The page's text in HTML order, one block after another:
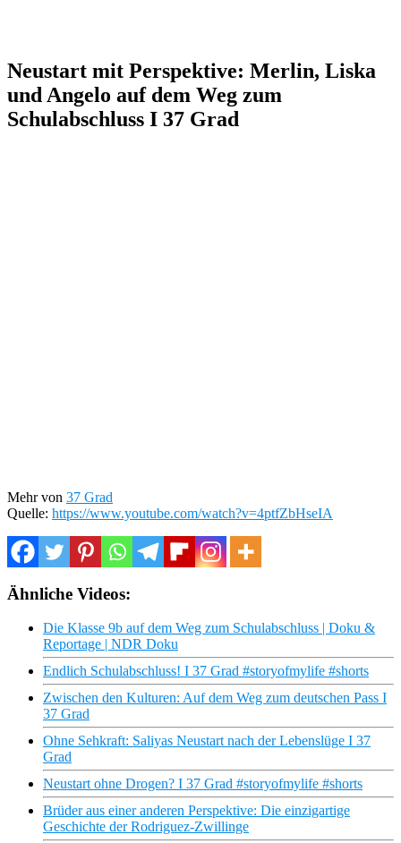
Neustart mit Perspektive: Merlin, Liska
und Angelo auf dem Weg zum
Schulabschluss I 37 Grad
Mehr von 37 Grad
Quelle: https://www.youtube.com/watch?v=4ptfZbHseIA
Ähnliche Videos:
Die Klasse 9b auf dem Weg zum Schulabschluss | Doku &
Reportage | NDR Doku
Endlich Schulabschluss! I 37 Grad #storyofmylife #shorts
Zwischen den Kulturen: Auf dem Weg zum deutschen Pass I
37 Grad
Ohne Sehkraft: Saliyas Neustart nach der Lebenslüge I 37
Grad
Neustart ohne Drogen? I 37 Grad #storyofmylife #shorts
Brüder aus einer anderen Perspektive: Die einzigartige
Geschichte der Rodriguez-Zwillinge